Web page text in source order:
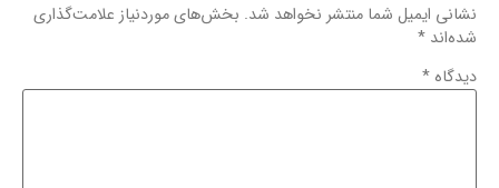
نشانی ایمیل شما منتشر نخواهد شد. بخش‌های موردنیاز علامت‌گذاری
شده‌اند *
دیدگاه *